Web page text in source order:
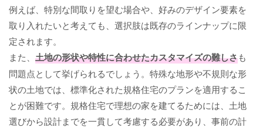
例えば、特別な間取りを望む場合や、好みのデザイン要素を
取り入れたいと考えても、選択肢は既存のラインナップに限
定されます。
また、 土地の形状や特性に合わせたカスタマイズの難しさも
問題点として挙げられるでしょう。特殊な地形や不規則な形
状の土地では、標準化された規格住宅のプランを適用するこ
とが困難です。規格住宅で理想の家を建てるためには、土地
選びから設計までを一貫して考慮する必要があり、事前の計